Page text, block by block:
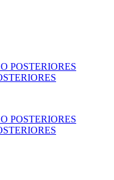
POSTERIORES
POSTERIORES